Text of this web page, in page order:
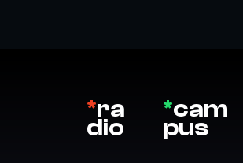
*ra
dio
*cam
pus